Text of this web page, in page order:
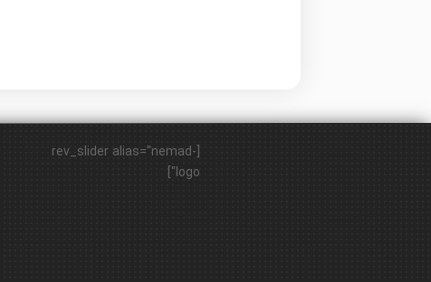
[rev_slider alias="nemad-
logo"]